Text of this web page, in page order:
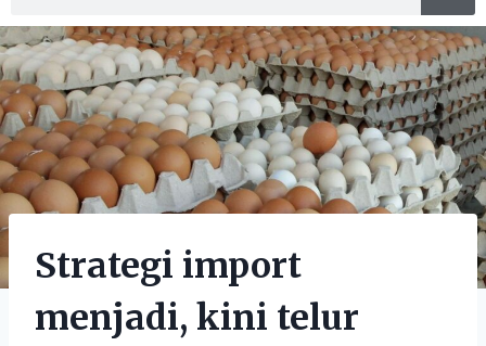
Strategi import
menjadi, kini telur